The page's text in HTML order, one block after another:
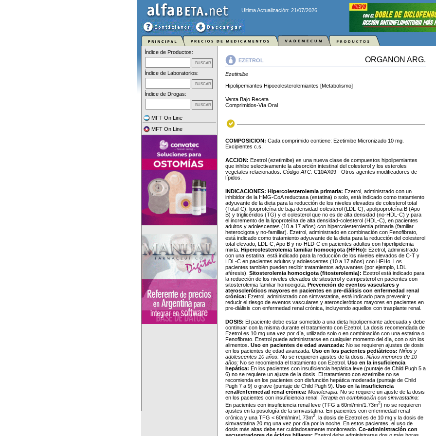
Ultima Actualización: 21/07/2026
Índice de Productos:
Índice de Laboratorios:
Índice de Drogas:
MFT On Line
MFT On Line
EZETROL ORGANON ARG.
Ezetimibe
Hipolipemiantes Hipocolesterolemiantes [Metabolismo]
Venta Bajo Receta
Comprimidos-Vía Oral
COMPOSICION: Cada comprimido contiene: Ezetimibe Micronizado 10 mg.
Excipientes c.s.
ACCION: Ezetrol (ezetimibe) es una nueva clase de compuestos hipolipemiantes
que inhibe selectivamente la absorción intestinal del colesterol y los esteroles
vegetales relacionados. Código ATC: C10AX09 - Otros agentes modificadores de
lípidos.
INDICACIONES: Hipercolesterolemia primaria: Ezetrol, administrado con un
inhibidor de la HMG-CoA reductasa (estatina) o solo, está indicado como tratamiento
adyuvante de la dieta para la reducción de los niveles elevados de colesterol total
(Total-C), lipoproteína de baja densidad-colesterol (LDL-C), apolipoproteína B (Apo
B) y triglicéridos (TG) y el colesterol que no es de alta densidad (no-HDL-C) y para
el incremento de la lipoproteína de alta densidad-colesterol (HDL-C), en pacientes
adultos y adolescentes (10 a 17 años) con hipercolesterolemia primaria (familiar
heterocigota y no-familiar). Ezetrol, administrado en combinación con Fenofibrato,
está indicado como tratamiento adyuvante de la dieta para la reducción del colesterol
total elevado, LDL-C, Apo B y no-HLD-C en pacientes adultos con hiperlipidemia
mixta. Hipercolesterolemia familiar homocigota (HFHo): Ezetrol, administrado
con una estatina, está indicado para la reducción de los niveles elevados de C-T y
LDL-C en pacientes adultos y adolescentes (10 a 17 años) con HFHo. Los
pacientes también pueden recibir tratamientos adyuvantes (por ejemplo, LDL
aféresis). Sitosterolemia homocigota (fitosterolemia): Ezetrol está indicado para
la reducción de los niveles elevados de sitosterol y campesterol en pacientes con
sitosterolemia familiar homocigota. Prevención de eventos vasculares y
ateroscleróticos mayores en pacientes en pre-diálisis con enfermedad renal
crónica: Ezetrol, administrado con simvastatina, está indicado para prevenir y
reducir el riesgo de eventos vasculares y ateroscleróticos mayores en pacientes en
pre-diálisis con enfermedad renal crónica, incluyendo aquellos con trasplante renal.
DOSIS: El paciente debe estar sometido a una dieta hipolipemiante adecuada y debe
continuar con la misma durante el tratamiento con Ezetrol. La dosis recomendada de
Ezetrol es 10 mg una vez por día, utilizado solo o en combinación con una estatina o
Fenofibrato. Ezetrol puede administrarse en cualquier momento del día, con o sin los
alimentos. Uso en pacientes de edad avanzada: No se requieren ajustes de dosis
en los pacientes de edad avanzada. Uso en los pacientes pediátricos: Niños y
adolescentes 10 años: No se requieren ajustes de la dosis. Niños menores de 10
años: No se recomienda el tratamiento con Ezetrol. Uso en la insuficiencia
hepática: En los pacientes con insuficiencia hepática leve (puntaje de Child Pugh 5 a
6) no se requiere un ajuste de la dosis. El tratamiento con ezetimibe no se
recomienda en los pacientes con disfunción hepática moderada (puntaje de Child
Pugh 7 a 9) o grave (puntaje de Child Pugh 9). Uso en la insuficiencia
renal/enfermedad renal crónica: Monoterapia: No se requiere un ajuste de la dosis
en los pacientes con insuficiencia renal. Terapia en combinación con simvastatina:
En pacientes con insuficiencia renal leve (TFG ≥ 60ml/min/1.73m2) no se requieren
ajustes en la posología de la simvastatina. En pacientes con enfermedad renal
crónica y una TFG < 60ml/min/1.73m2 , la dosis de Ezetrol es de 10 mg y la dosis de
simvastatina 20 mg una vez por día por la noche. En estos pacientes, el uso de
dosis más altas debe ser cuidadosamente monitoreado. Co-administración con